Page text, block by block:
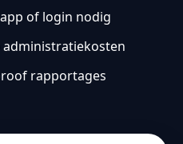
of login nodig
administratiekosten
rapportages